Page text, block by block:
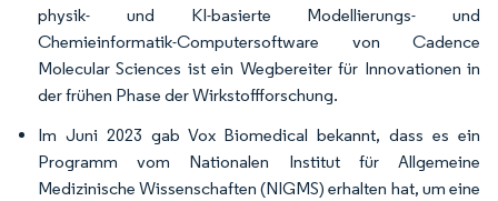
physik- und KI-basierte Modellierungs- und
Chemieinformatik-Computersoftware von Cadence
Molecular Sciences ist ein Wegbereiter für Innovationen in
der frühen Phase der Wirkstoffforschung.
Im Juni 2023 gab Vox Biomedical bekannt, dass es ein
Programm vom Nationalen Institut für Allgemeine
Medizinische Wissenschaften (NIGMS) erhalten hat, um eine